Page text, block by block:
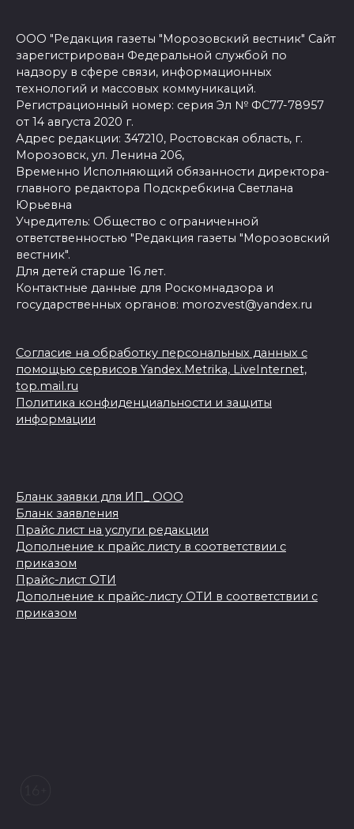
ООО "Редакция газеты "Морозовский вестник" Сайт
зарегистрирован Федеральной службой по
надзору в сфере связи, информационных
технологий и массовых коммуникаций.
Регистрационный номер: серия Эл № ФС77-78957
от 14 августа 2020 г.
Адрес редакции: 347210, Ростовская область, г.
Морозовск, ул. Ленина 206,
Временно Исполняющий обязанности директора-
главного редактора Подскребкина Светлана
Юрьевна
Учредитель: Общество с ограниченной
ответственностью "Редакция газеты "Морозовский
вестник".
Для детей старше 16 лет.
Контактные данные для Роскомнадзора и
государственных органов: morozvest@yandex.ru
Согласие на обработку персональных данных с
помощью сервисов Yandex.Metrika, LiveInternet,
top.mail.ru
Политика конфиденциальности и защиты
информации
Бланк заявки для ИП_ ООО
Бланк заявления
Прайс лист на услуги редакции
Дополнение к прайс листу в соответствии с
приказом
Прайс-лист ОТИ
Дополнение к прайс-листу ОТИ в соответствии с
приказом